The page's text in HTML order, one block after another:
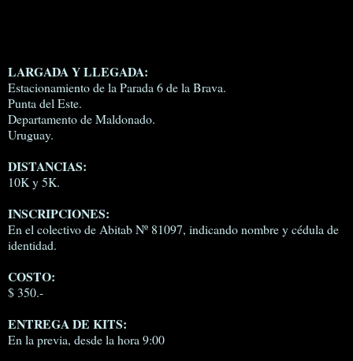
LARGADA Y LLEGADA:
Estacionamiento de la Parada 6 de la Brava.
Punta del Este.
Departamento de Maldonado.
Uruguay.
DISTANCIAS:
10K y 5K.
INSCRIPCIONES:
En el colectivo de Abitab Nº 81097, indicando nombre y cédula de
identidad.
COSTO:
$ 350.-
ENTREGA DE KITS:
En la previa, desde la hora 9:00